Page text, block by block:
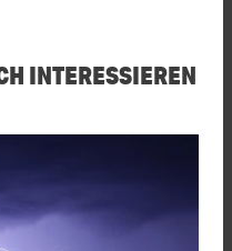
INTERESSIEREN